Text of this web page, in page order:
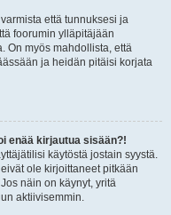
että tunnuksesi ja
foorumin ylläpitäjään
On myös mahdollista, että
ja heidän pitäisi korjata
enää kirjautua sisään?!
käytöstä jostain syystä.
ole kirjoittaneet pitkään
näin on käynyt, yritä
aktiivisemmin.